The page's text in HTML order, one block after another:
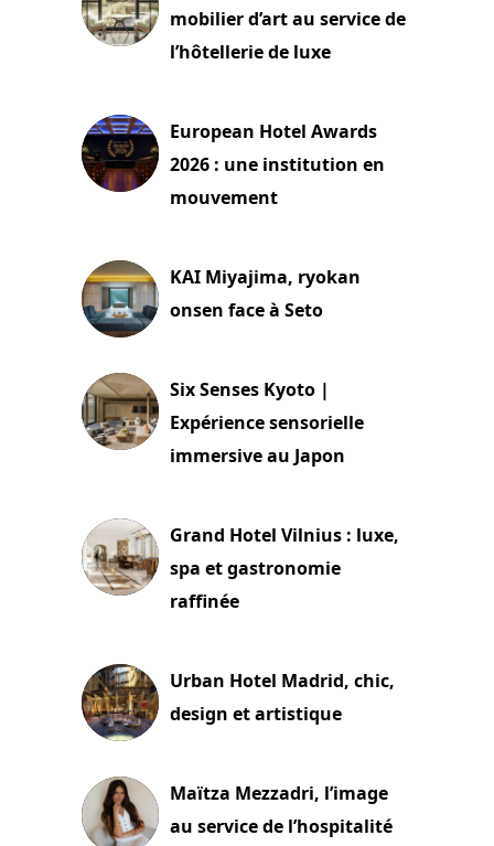
mobilier d’art au service de
l’hôtellerie de luxe
European Hotel Awards
2026 : une institution en
mouvement
KAI Miyajima, ryokan
onsen face à Seto
Six Senses Kyoto |
Expérience sensorielle
immersive au Japon
Grand Hotel Vilnius : luxe,
spa et gastronomie
raffinée
Urban Hotel Madrid, chic,
design et artistique
Maïtza Mezzadri, l’image
au service de l’hospitalité